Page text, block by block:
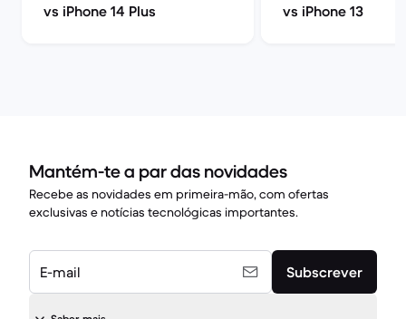
vs iPhone 14 Plus
vs iPhone 13
Mantém-te a par das novidades
Recebe as novidades em primeira-mão, com ofertas
exclusivas e notícias tecnológicas importantes.
E-mail Subscrever